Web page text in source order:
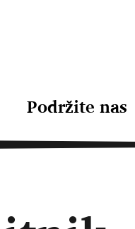
Podržite nas